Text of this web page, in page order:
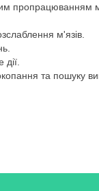
пропрацюванням
м'язів.
та пошуку